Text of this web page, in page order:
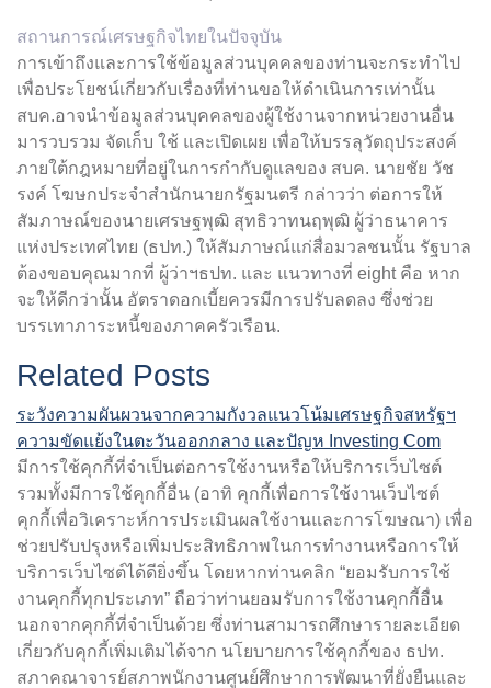
สถานการณ์เศรษฐกิจไทยในปัจจุบัน
การเข้าถึงและการใช้ข้อมูลส่วนบุคคลของท่านจะกระทำไป
เพื่อประโยชน์เกี่ยวกับเรื่องที่ท่านขอให้ดำเนินการเท่านั้น
สบค.อาจนำข้อมูลส่วนบุคคลของผู้ใช้งานจากหน่วยงานอื่น
มารวบรวม จัดเก็บ ใช้ และเปิดเผย เพื่อให้บรรลุวัตถุประสงค์
ภายใต้กฎหมายที่อยู่ในการกำกับดูแลของ สบค. นายชัย วัช
รงค์ โฆษกประจำสำนักนายกรัฐมนตรี กล่าวว่า ต่อการให้
สัมภาษณ์ของนายเศรษฐพุฒิ สุทธิวาทนฤพุฒิ ผู้ว่าธนาคาร
แห่งประเทศไทย (ธปท.) ให้สัมภาษณ์แก่สื่อมวลชนนั้น รัฐบาล
ต้องขอบคุณมากที่ ผู้ว่าฯธปท. และ แนวทางที่ eight คือ หาก
จะให้ดีกว่านั้น อัตราดอกเบี้ยควรมีการปรับลดลง ซึ่งช่วย
บรรเทาภาระหนี้ของภาคครัวเรือน.
Related Posts
ระวังความผันผวนจากความกังวลแนวโน้มเศรษฐกิจสหรัฐฯ
ความขัดแย้งในตะวันออกกลาง และปัญห Investing Com
มีการใช้คุกกี้ที่จำเป็นต่อการใช้งานหรือให้บริการเว็บไซต์
รวมทั้งมีการใช้คุกกี้อื่น (อาทิ คุกกี้เพื่อการใช้งานเว็บไซต์
คุกกี้เพื่อวิเคราะห์การประเมินผลใช้งานและการโฆษณา) เพื่อ
ช่วยปรับปรุงหรือเพิ่มประสิทธิภาพในการทำงานหรือการให้
บริการเว็บไซต์ได้ดียิ่งขึ้น โดยหากท่านคลิก “ยอมรับการใช้
งานคุกกี้ทุกประเภท” ถือว่าท่านยอมรับการใช้งานคุกกี้อื่น
นอกจากคุกกี้ที่จำเป็นด้วย ซึ่งท่านสามารถศึกษารายละเอียด
เกี่ยวกับคุกกี้เพิ่มเติมได้จาก นโยบายการใช้คุกกี้ของ ธปท.
สภาคณาจารย์สภาพนักงานศูนย์ศึกษาการพัฒนาที่ยั่งยืนและ